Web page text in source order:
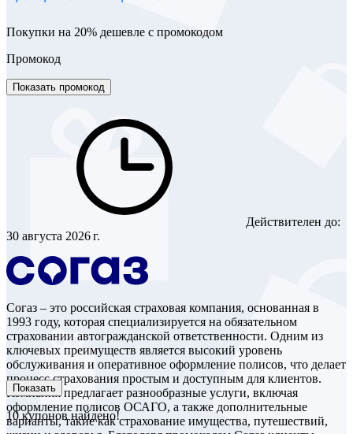
Покупки на 20% дешевле с промокодом
Промокод
Показать промокод
Действителен до:
30 августа 2026 г.
Согаз – это российская страховая компания, основанная в
1993 году, которая специализируется на обязательном
страховании автогражданской ответственности. Одним из
ключевых преимуществ является высокий уровень
обслуживания и оперативное оформление полисов, что делает
процесс страхования простым и доступным для клиентов.
Компания предлагает разнообразные услуги, включая
оформление полисов ОСАГО, а также дополнительные
варианты, такие как страхование имущества, путешествий,
Показать
10купонов найдено!